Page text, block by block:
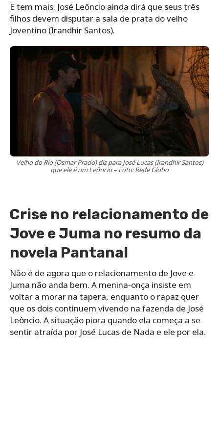
E tem mais: José Leôncio ainda dirá que seus três
filhos devem disputar a sala de prata do velho
Joventino (Irandhir Santos).
Velho do Rio (Osmar Prado) diz para José Lucas (Irandhir Santos)
que ele é um Leôncio – Foto: Rede Globo
Crise no relacionamento de
Jove e Juma no resumo da
novela Pantanal
Não é de agora que o relacionamento de Jove e
Juma não anda bem. A menina-onça insiste em
voltar a morar na tapera, enquanto o rapaz quer
que os dois continuem vivendo na fazenda de José
Leôncio. A situação piora quando ela começa a se
sentir atraída por José Lucas de Nada e ele por ela.